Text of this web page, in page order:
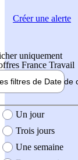
uniquement
France Travail
filtres de Date de
création de l'offre
Un jour
Trois jours
Une semaine
Créer une alerte